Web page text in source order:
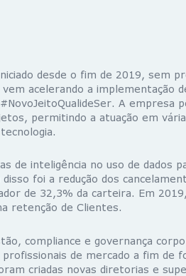
desde o fim de 2019, sem
acelerando a implementação
A empresa
permitindo a atuação em
de inteligência no uso de dados
foi a redução dos
de 32,3% da carteira. Em
retenção de Clientes.
compliance e governança
de mercado a fim de
criadas novas diretorias e